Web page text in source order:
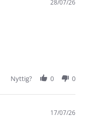
28/07/26
Nyttig? 0 0
17/07/26